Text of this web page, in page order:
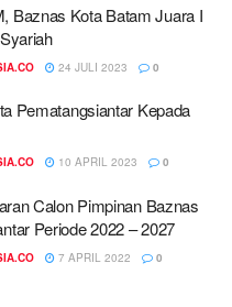
Baznas Kota Batam Juara I
24 JULI 2023 0
Pematangsiantar Kepada
10 APRIL 2023 0
Calon Pimpinan Baznas
Periode 2022 – 2027
7 APRIL 2022 0